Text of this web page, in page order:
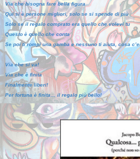
Via che bisogna fare bella figura
Qui si è persone migliori, solo se si spende di più
Solo se il regalo comprato era quello che volevi tu
Questo è quello che conta
Se poi ti rompi una gamba e nessuno ti aiuta, cosa
Via che si va!
Via che è finita
Finalmente liberi!
Per fortuna è finita… il regalo più bello!